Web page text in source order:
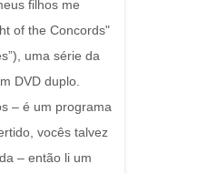
filhos me
of the Concords"
uma série da
DVD duplo.
– é um programa
vocês talvez
– então li um